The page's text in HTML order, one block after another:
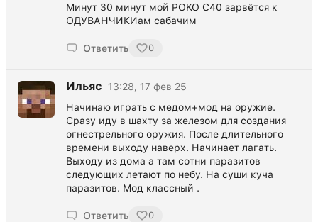
Минут 30 минут мой POKO C40 зарвётся к
ОДУВАНЧИКИам сабачим
Ответить 0
Ильяс
13:28, 17 фев 25
Начинаю играть с медом+мод на оружие.
Сразу иду в шахту за железом для создания
огнестрельного оружия. После длительного
времени выходу наверх. Начинает лагать.
Выходу из дома а там сотни паразитов
следующих летают по небу. На суши куча
паразитов. Мод классный .
Ответить 0